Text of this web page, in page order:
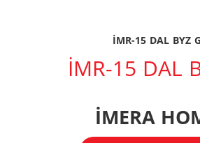
İMR-15 DAL BYZ G
İMR-15 DAL
İMERA